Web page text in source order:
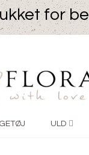
for
ULD